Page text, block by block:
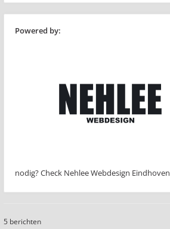
Powered by:
nodig? Check Nehlee Webdesign Eindhoven
5 berichten